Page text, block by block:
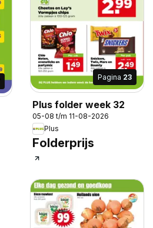
Pagina 23
Plus folder week 32
05-08 t/m 11-08-2026
Plus
Folderprijs